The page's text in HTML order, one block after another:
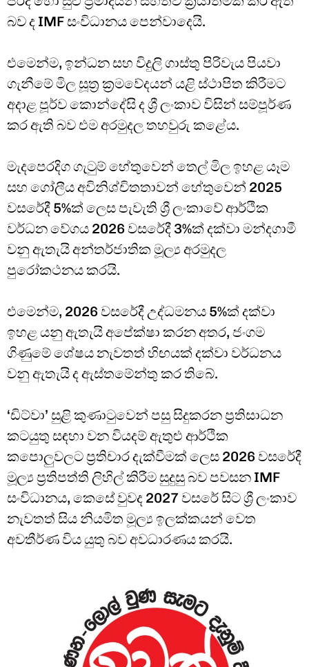
බව ද IMF සංවිධානය පෙන්වාදෙයි.
එමෙන්ම, ඉන්ධන සහ විදුලි ගාස්තු පිරිවැය පියවා
ගැනීමේ මිල සූත්‍ර ක්‍රමවේදයන් යළි ස්ථාපිත කිරීමට
අදාළ පූර්ව කොන්දේසි ද ශ්‍රී ලංකාව විසින් සම්පූර්ණ
කර ඇති බව එම අරමුදල තහවුරු කළේය.
මැදපෙරදිග ගැටුම් හේතුවෙන් තෙල් මිල ඉහළ යෑම
සහ ගෝලීය අවිනිශ්චිතතාවන් හේතුවෙන් 2025
වසරේදී 5%ක් ලෙස පැවැති ශ්‍රී ලංකාවේ ආර්ථික
වර්ධන වේගය 2026 වසරේදී 3%ක් දක්වා මන්දගාමී
වනු ඇතැයි අන්තර්ජාතික මූල්‍ය අරමුදල
පුරෝකථනය කරයි.
එමෙන්ම, 2026 වසරේදී උද්ධමනය 5%ක් දක්වා
ඉහළ යනු ඇතැයි අපේක්ෂා කරන අතර, ජංගම
ගිණුමේ ශේෂය නැවතත් හිඟයක් දක්වා වර්ධනය
වනු ඇතැයි ද ඇස්තමේන්තු කර තිබේ.
‘ඩිට්වා’ සුළි කුණාටුවෙන් පසු සිදුකරන ප්‍රතිසාධන
කටයුතු සඳහා වන වියදම් ඇතුළු ආර්ථික
කපොලුවලට ප්‍රතිචාර දැක්වීමක් ලෙස 2026 වසරේදී
මූල්‍ය ප්‍රතිපත්ති ලිහිල් කිරීම සුදුසු බව පවසන IMF
සංවිධානය, කෙසේ වුවද 2027 වසරේ සිට ශ්‍රී ලංකාව
නැවතත් සිය නියමිත මූල්‍ය ඉලක්කයන් වෙත
අවතීර්ණ විය යුතු බව අවධාරණය කරයි.